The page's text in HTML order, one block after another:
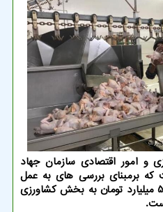
و امور اقتصادی سازمان جهاد
كه برمبنای بررسی های به عمل
آمده با شیوع ویروس كرونا 578 میلیارد تومان به بخش كشاورزی